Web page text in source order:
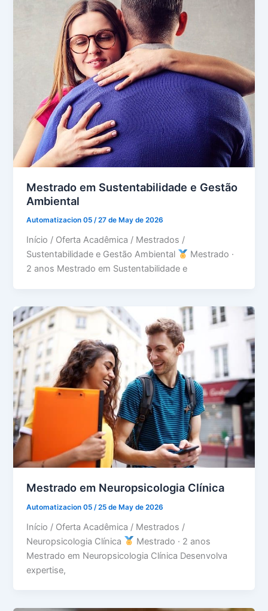
Mestrado em Sustentabilidade e Gestão
Ambiental
Automatizacion 05/27 de May de 2026
Início / Oferta Acadêmica / Mestrados /
Sustentabilidade e Gestão Ambiental
Mestrado ·
2 anos Mestrado em Sustentabilidade e
Mestrado em Neuropsicologia Clínica
Automatizacion 05 /25 de May de 2026
Início / Oferta Acadêmica / Mestrados /
Neuropsicologia Clínica
Mestrado · 2 anos
Mestrado em Neuropsicologia Clínica Desenvolva
expertise,